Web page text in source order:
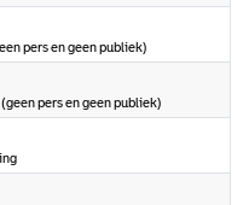
pers en geen publiek)
pers en geen publiek)